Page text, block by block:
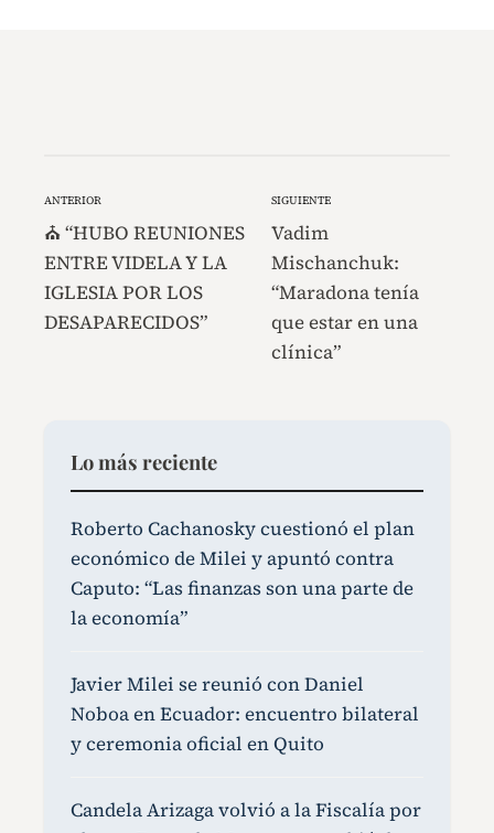
ANTERIOR
⛪ “HUBO REUNIONES
ENTRE VIDELA Y LA
IGLESIA POR LOS
DESAPARECIDOS”
SIGUIENTE
Vadim
Mischanchuk:
“Maradona tenía
que estar en una
clínica”
Lo más reciente
Roberto Cachanosky cuestionó el plan
económico de Milei y apuntó contra
Caputo: “Las finanzas son una parte de
la economía”
Javier Milei se reunió con Daniel
Noboa en Ecuador: encuentro bilateral
y ceremonia oficial en Quito
Candela Arizaga volvió a la Fiscalía por